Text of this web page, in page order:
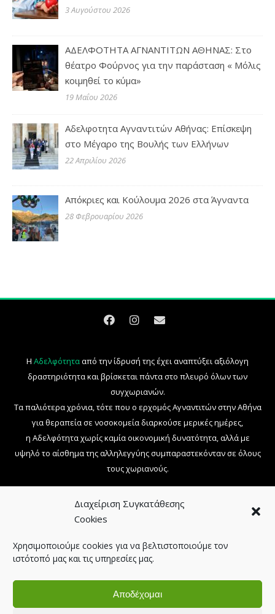
Διαχείριση Συγκατάθεσης
Cookies
Χρησιμοποιούμε cookies για να βελτιστοποιούμε τον
ιστότοπό μας και τις υπηρεσίες μας.
Αποδέχομαι
3 Αυγούστου 2026
ΑΔΕΛΦΟΤΗΤΑ ΑΓΝΑΝΤΙΤΩΝ ΑΘΗΝΑΣ: Στο
θέατρο Φούρνος για την παράσταση « Μόλις
κοιμηθεί το κύμα»
19 Μαΐου 2026
Αδελφοτητα Αγναντιτών Αθήνας: Επίσκεψη
στο Μέγαρο της Βουλής των Ελλήνων
22 Απριλίου 2026
Απόκριες και Κούλουμα 2026 στα Άγναντα
28 Φεβρουαρίου 2026
Η Αδελφότητααπό την ίδρυσή της έχει αναπτύξει αξιόλογη
δραστηριότητα και βρίσκεται πάντα στο πλευρό όλων των
συγχωριανών.
Τα παλιότερα χρόνια, τότε που ο ερχομός Αγναντιτών στην Αθήνα
για θεραπεία σε νοσοκομεία διαρκούσε μερικές ημέρες,
η Αδελφότητα χωρίς καμία οικονομική δυνατότητα, αλλά με
υψηλό το αίσθημα της αλληλεγγύης συμπαραστεκόνταν σε όλους
τους χωριανούς.
Στέφανος Μ. Φίλος
Φωτογραφίες:Θανάσης Γ. Νικολός, Κώστας Λ. Μαυροπάνος,
Γιώργος Λ. Φίλος, Βαγγέλης Δ. Λεμονιάς, Ιωάννης Δ. Πολύζος
© 2026 - All Rights Reserved. | Developed bysiteGraph.gr
Bard θέμα απόWP Royal
Χρήσιμα τηλέφωνα Τρόποι συνδρομής Επικοινωνία